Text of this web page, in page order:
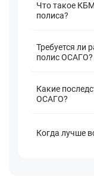
Что такое
полиса?
Требуется ли
полис ОСАГО?
Какие
ОСАГО?
Когда лучше